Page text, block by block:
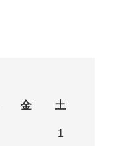
金 土
1